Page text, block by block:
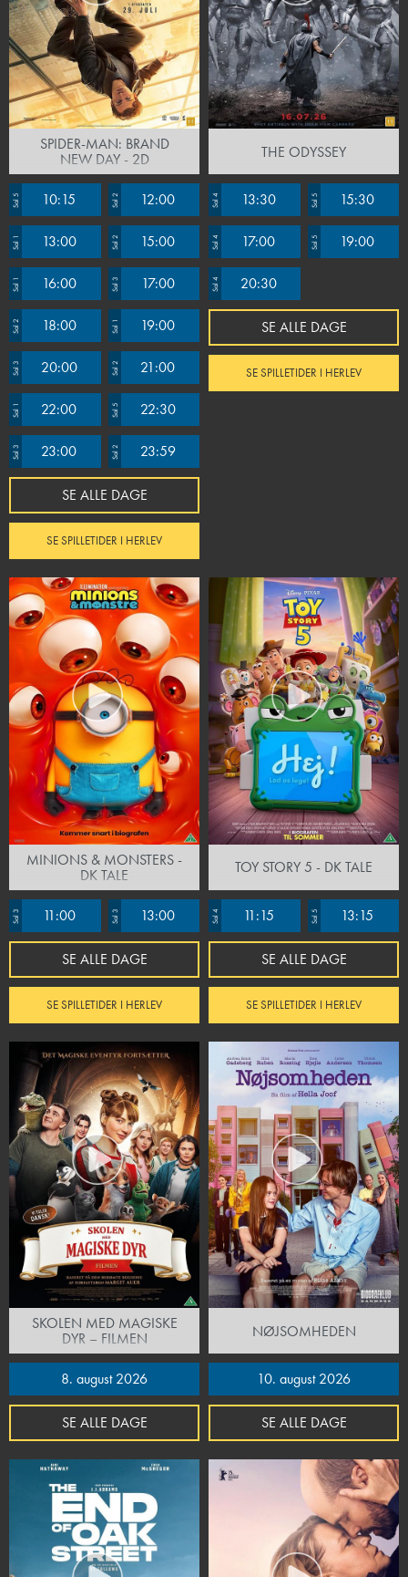
SPIDER-MAN: BRAND
NEW DAY - 2D
Sal 5 10:15 Sal 2 12:00
Sal 1 13:00 Sal 2 15:00
Sal 1 16:00 Sal 3 17:00
Sal 2 18:00 Sal 1 19:00
Sal 3 20:00 Sal 2 21:00
Sal 1 22:00 Sal 5 22:30
Sal 3 23:00 Sal 2 23:59
SE ALLE DAGE
SE SPILLETIDER I HERLEV
THE ODYSSEY
Sal 4 13:30 Sal 5 15:30
Sal 4 17:00 Sal 5 19:00
Sal 4 20:30
SE ALLE DAGE
SE SPILLETIDER I HERLEV
MINIONS & MONSTERS -
DK TALE
Sal 3 11:00 Sal 3 13:00
SE ALLE DAGE
SE SPILLETIDER I HERLEV
TOY STORY 5 - DK TALE
Sal 4 11:15 Sal 5 13:15
SE ALLE DAGE
SE SPILLETIDER I HERLEV
SKOLEN MED MAGISKE
DYR – FILMEN
8. august 2026
SE ALLE DAGE
NØJSOMHEDEN
10. august 2026
SE ALLE DAGE